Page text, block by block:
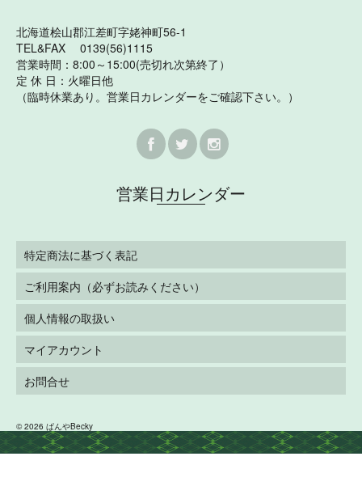
北海道桧山郡江差町字姥神町56-1
TEL&FAX 0139(56)1115
営業時間：8:00～15:00(売切れ次第終了）
定 休 日：火曜日他
（臨時休業あり。営業日カレンダーをご確認下さい。）
営業日カレンダー
特定商法に基づく表記
ご利用案内（必ずお読みください）
個人情報の取扱い
マイアカウント
お問合せ
© 2026 ぱんやBecky